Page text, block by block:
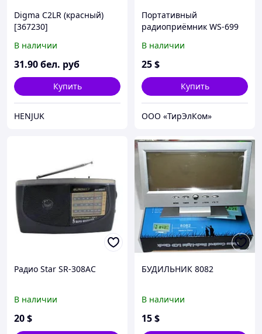
Digma C2LR (красный)
[367230]
В наличии
31.90бел. руб
Купить
HENJUK
Портативный
радиоприёмник WS-699
В наличии
25$
Купить
ООО «ТирЭлКом»
Радио Star SR-308AC
В наличии
20$
БУДИЛЬНИК 8082
В наличии
15$